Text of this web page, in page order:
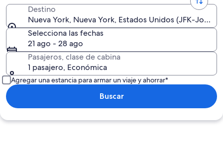
Destino
Nueva York, Nueva York, Estados Unidos (JFK-John
Selecciona las fechas
21 ago - 28 ago
Pasajeros, clase de cabina
1 pasajero, Económica
Agregar una estancia para armar un viaje y ahorrar*
Buscar